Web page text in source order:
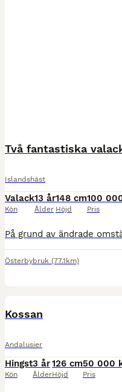
Islandshäst
Valack
Kön
13 år
Ålder
148 cm
Höjd
100
Pris
Österbybruk (77.1km)
Kossan
Andalusier
Hingst
Kön
3 år
Ålder
126 cm
Höjd
50 000
Pris